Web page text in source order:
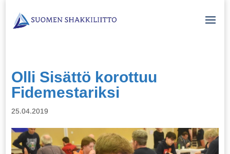
Olli Sisättö korottuu
Fidemestariksi
25.04.2019